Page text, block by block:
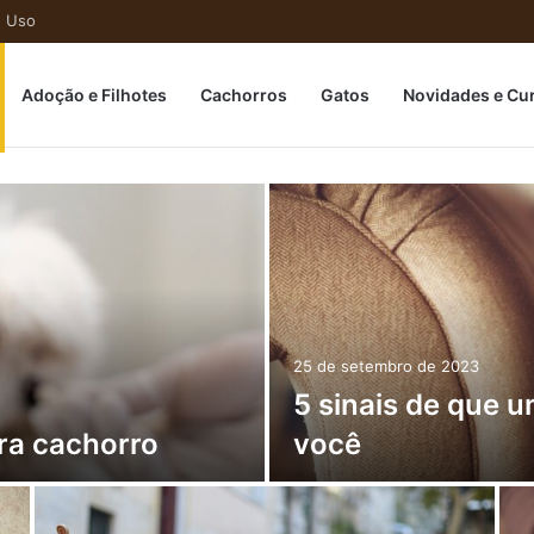
Uso
Adoção e Filhotes Cachorros Gatos Novidades e
cachorro
25 de setembro de 2023
5 sinais de que
você